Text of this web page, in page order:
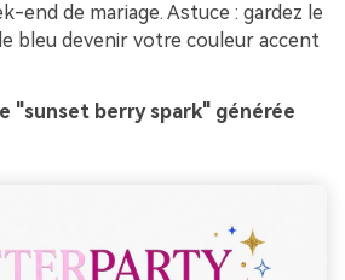
end de mariage. Astuce : gardez le
bleu devenir votre couleur accent
"sunset berry spark" générée